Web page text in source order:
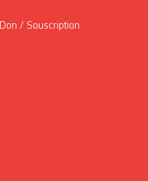
Don / Souscription